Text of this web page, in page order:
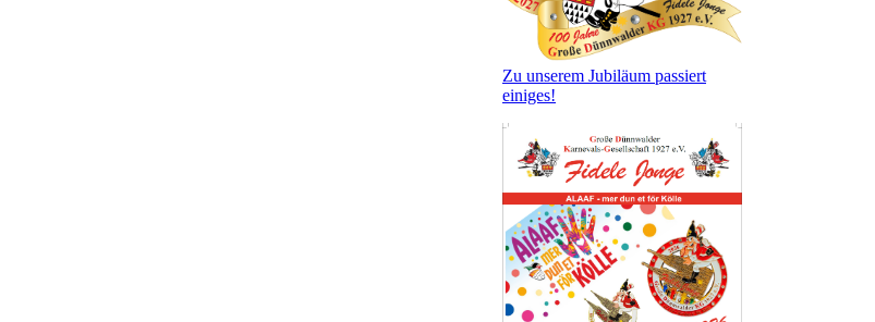
Zu unserem Jubiläum passiert
einiges!